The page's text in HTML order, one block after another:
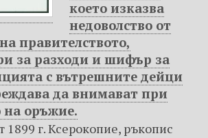
което изказва
недоволство от
правителството,
за разходи и шифър за
с вътрешните дейци
да внимават при
на оръжие.
1899 г. Ксерокопие, ръкопис